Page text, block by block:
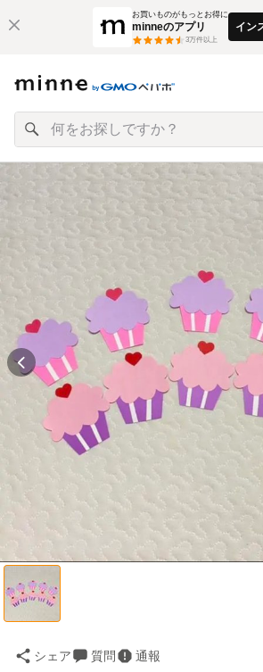
お買いものがもっとお得に
minneのアプリ
3万件以上
イン
シェア 質問 通報